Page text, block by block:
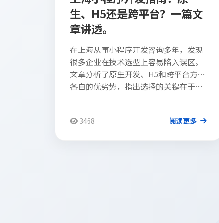
生、H5还是跨平台？一篇文
章讲透。
在上海从事小程序开发咨询多年，发现
很多企业在技术选型上容易陷入误区。
文章分析了原生开发、H5和跨平台方案
各自的优劣势，指出选择的关键在于…
3468 阅读更多